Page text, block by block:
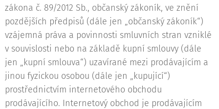
zákona č. 89/2012 Sb., občanský zákoník, ve znění
pozdějších předpisů (dále jen „občanský zákoník“)
vzájemná práva a povinnosti smluvních stran vzniklé
v souvislosti nebo na základě kupní smlouvy (dále
jen „kupní smlouva“) uzavírané mezi prodávajícím a
jinou fyzickou osobou (dále jen „kupující“)
prostřednictvím internetového obchodu
prodávajícího. Internetový obchod je prodávajícím